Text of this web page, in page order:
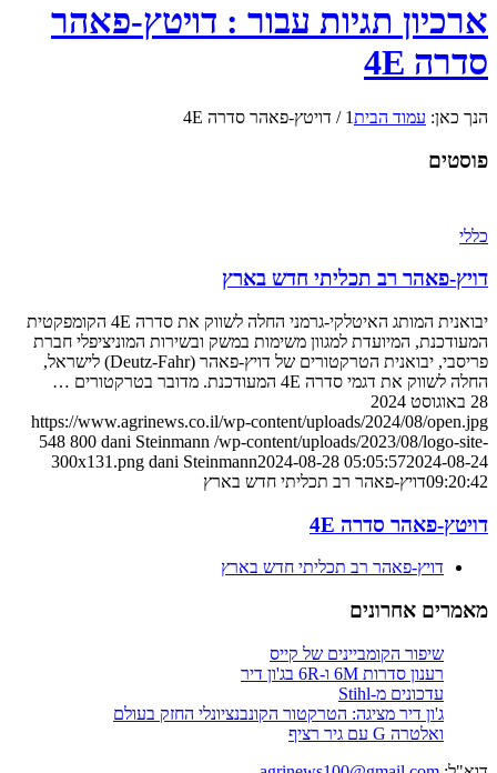
ארכיון תגיות עבור : דויטץ-פאהר
סדרה 4E
הנך כאן: עמוד הבית1
/ דויטץ-פאהר סדרה 4E
פוסטים
כללי
דויץ-פאהר רב תכליתי חדש בארץ
יבואנית המותג האיטלקי-גרמני החלה לשווק את סדרה 4E הקומפקטית
המעודכנת, המיועדת למגוון משימות במשק ובשירות המוניציפלי חברת
פריסבי, יבואנית הטרקטורים של דויץ-פאהר (Deutz-Fahr) לישראל,
החלה לשווק את דגמי סדרה 4E המעודכנת. מדובר בטרקטורים …
28 באוגוסט 2024
https://www.agrinews.co.il/wp-content/uploads/2024/08/open.jpg
548 800 dani Steinmann /wp-content/uploads/2023/08/logo-site-
300x131.png dani Steinmann2024-08-28 05:05:572024-08-24
09:20:42דויץ-פאהר רב תכליתי חדש בארץ
דויטץ-פאהר סדרה 4E
דויץ-פאהר רב תכליתי חדש בארץ
מאמרים אחרונים
שיפור הקומביינים של קייס
רענון סדרות 6M ו-6R בג'ון דיר
עדכונים מ-Stihl
ג'ון דיר מציגה: הטרקטור הקונבנציונלי החזק בעולם
ואלטרה G עם גיר רציף